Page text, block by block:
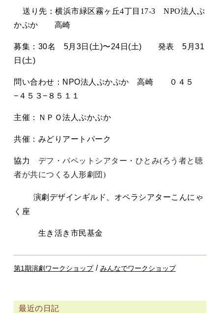
送り先：横浜市緑区霧ヶ丘4丁目 17-3 NPO法人ぷ
かぷか 高崎
募集： 30名 5月 3日 (土)〜24 日 (土) 発表 5 月 31
日 (土)
問い合わせ： NPO法人ぷかぷか 高崎 ０４５
−４５３−８５１１
主催：ＮＰＯ法人ぷかぷか
共催：みどりアートパーク
協力 デフ・パペットシアター・ひとみ(ろう者と聴
者が共につくる人形劇団 )
演劇デザインギルド、オペラシアターこんにゃ
く座
生き活き市民基金
第1期演劇ワークショップ/ みんなでワークショップ
最近の日記